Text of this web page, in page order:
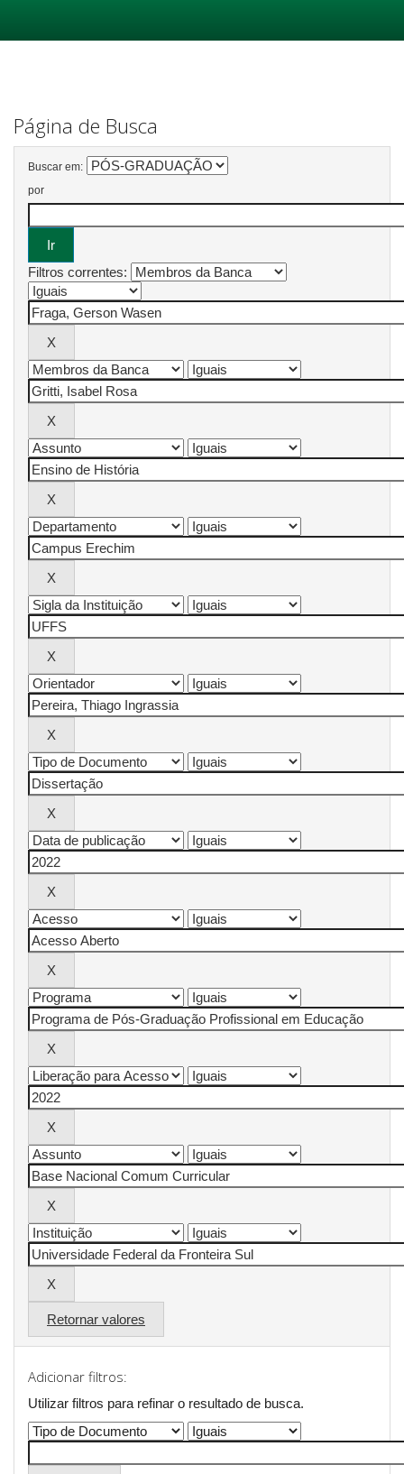
Página de Busca
Buscar em:
por
Filtros correntes:
Retornar valores
Adicionar filtros:
Utilizar filtros para refinar o resultado de busca.